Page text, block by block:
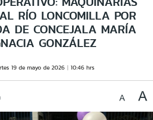
RÍO LONCOMILLA POR
DE CONCEJALA MARÍA
GONZÁLEZ
19 de mayo de 2026 10:46 hrs